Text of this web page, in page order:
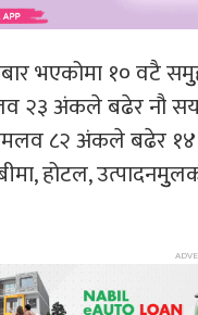
भएकोमा १० वटै
२३ अंकले बढेर नौ
८२ अंकले बढेर
होटल,